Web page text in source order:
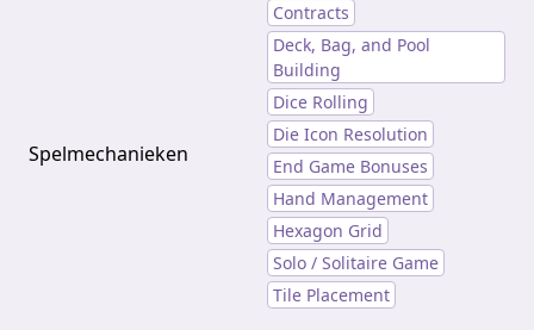
Spelmechanieken
Contracts
Deck, Bag, and Pool
Building
Dice Rolling
Die Icon Resolution
End Game Bonuses
Hand Management
Hexagon Grid
Solo / Solitaire Game
Tile Placement